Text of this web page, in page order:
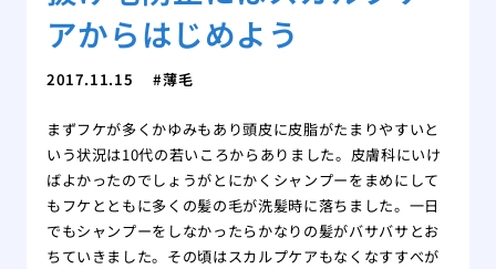
アからはじめよう
2017.11.15 薄毛
まずフケが多くかゆみもあり頭皮に皮脂がたまりやすいと
いう状況は10代の若いころからありました。皮膚科にいけ
ばよかったのでしょうがとにかくシャンプーをまめにして
もフケとともに多くの髪の毛が洗髪時に落ちました。一日
でもシャンプーをしなかったらかなりの髪がバサバサとお
ちていきました。その頃はスカルプケアもなくなすすべが